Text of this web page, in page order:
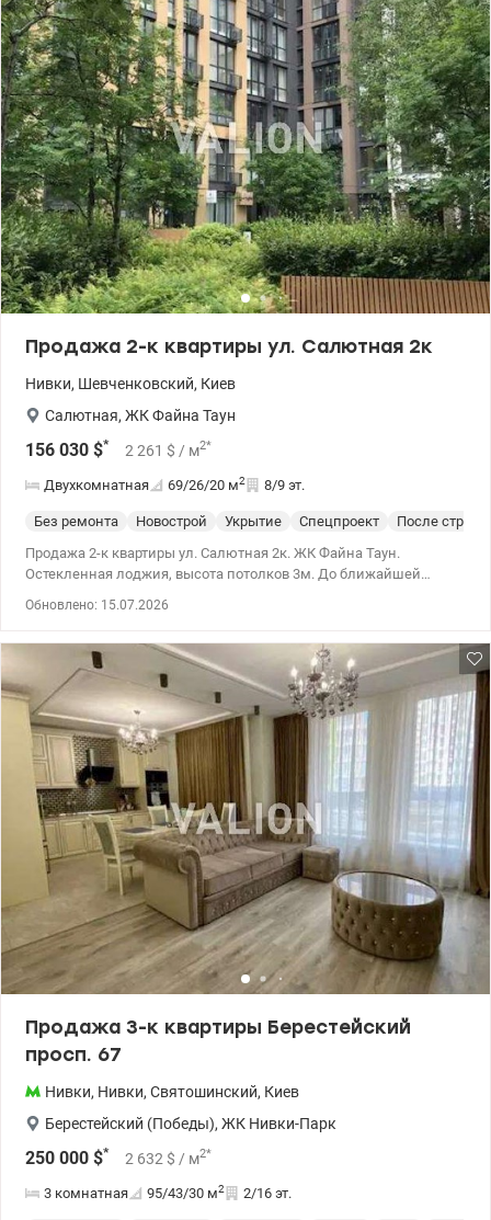
металлическая дверь, стальные радиаторы, на полу стяжка.
Дом заселён. Своя котельная, подземный паркинг, фитнес-
центр, бассейн. Вкомплексе находится отельIbis Окна выходят
во двор, на юго-восток Благодаря близости к парку и удобному
расположению, вы сможете без проблем наслаждаться
комфортной жизнью. Цена 105000 у.е. Инна 095 233 13 13
/valion.ua/ 929779
Продажа 2-к квартиры ул. Салютная 2к
Нивки, Шевченковский, Киев
Салютная, ЖК Файна Таун
156 030 $* 2 261 $ / м2*
Двухкомнатная 69/26/20 м2 8/9 эт.
Без ремонта Новострой Укрытие Спецпроект
После
Продажа 2-к квартиры ул. Салютная 2к. ЖК Файна Таун.
Остекленная лоджия, высота потолков 3м. До ближайшей
Обновлено: 15.07.2026
Продажа 3-к квартиры Берестейский
просп. 67
Нивки, Нивки, Святошинский, Киев
Берестейский (Победы), ЖК Нивки-Парк
250 000 $* 2 632 $ / м2*
3 комнатная 95/43/30 м2 2/16 эт.